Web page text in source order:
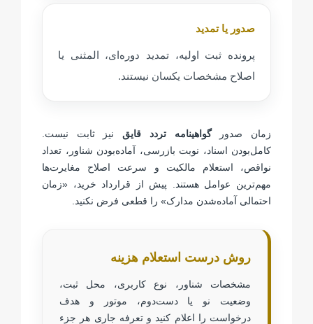
صدور یا تمدید
پرونده ثبت اولیه، تمدید دوره‌ای، المثنی یا
اصلاح مشخصات یکسان نیستند.
زمان صدورگواهینامه تردد قایق نیز ثابت نیست.
کامل‌بودن اسناد، نوبت بازرسی، آماده‌بودن شناور، تعداد
نواقص، استعلام مالکیت و سرعت اصلاح مغایرت‌ها
مهم‌ترین عوامل هستند. پیش از قرارداد خرید، «زمان
احتمالی آماده‌شدن مدارک» را قطعی فرض نکنید.
روش درست استعلام هزینه
مشخصات شناور، نوع کاربری، محل ثبت،
وضعیت نو یا دست‌دوم، موتور و هدف
درخواست را اعلام کنید و تعرفه جاری هر جزء